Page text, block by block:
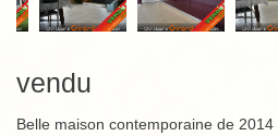
vendu
Belle maison contemporaine de